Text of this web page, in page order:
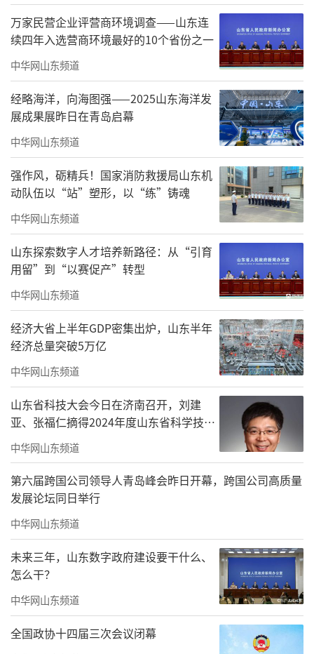
凭借这份执着，蔡超在绘画道路上稳步前
行。没有专业老师的指导，他便博采众家之
长，在不断临摹与实践中夯实造型基础；有幸
得到黄秋元、方增先等名家点拨后，他更是如
饥似渴地汲取艺术养分，系统掌握中国画创作
技艺，无论是山水还是花鸟，都能驾驭自如，
却不局限于任何门派的桎梏。
上世纪七十年代，蔡超以红色题材作品在
画坛崭露头角。他创作的《方志敏》《毛主
席》《陈毅》等系列连环画，凭借精准的细节
捕捉、饱满的情绪表达，成为一代人的记
忆。“连环画讲究用画面讲故事，每一笔每一
划都要经得起推敲，既要符合历史事实，又要
具备艺术感染力。”他说，“那些作品承载着
时代记忆，能为后人留下有价值的历史影像，
我感到很荣幸。”
万家民营企业评营商环境调查——山东连
续四年入选营商环境最好的10个省份之一
中华网山东频道
经略海洋，向海图强——2025山东海洋发
展成果展昨日在青岛启幕
中华网山东频道
强作风，砺精兵！国家消防救援局山东机
动队伍以“站”塑形，以“练”铸魂
中华网山东频道
山东探索数字人才培养新路径：从“引育
用留”到“以赛促产”转型
中华网山东频道
经济大省上半年GDP密集出炉，山东半年
经济总量突破5万亿
中华网山东频道
山东省科技大会今日在济南召开，刘建
亚、张福仁摘得2024年度山东省科学技术
奖最高奖！
中华网山东频道
第六届跨国公司领导人青岛峰会昨日开幕，跨国公司高质量
发展论坛同日举行
中华网山东频道
未来三年，山东数字政府建设要干什么、
怎么干？
中华网山东频道
全国政协十四届三次会议闭幕